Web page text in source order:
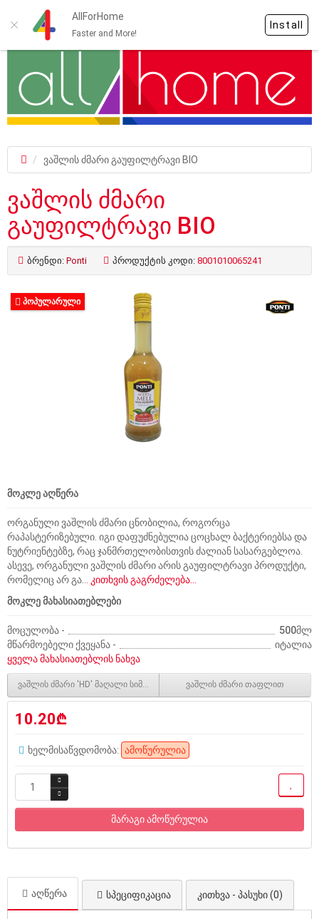
AllForHome
Faster and More!
Install
ვაშლის ძმარი გაუფილტრავი BIO
ვაშლის ძმარი
გაუფილტრავი BIO
ბრენდი: Ponti პროდუქტის კოდი: 8001010065241
ᲞᲝᲞᲣᲚᲐᲠᲣᲚᲘ
მოკლე აღწერა
ორგანული ვაშლის ძმარი ცნობილია, როგორცა
რაპასტერიზებული. იგი დაფუძნებულია ცოცხალ ბაქტერიებსა და
ნუტრიენტებზე, რაც ჯანმრთელობისთვის ძალიან სასარგებლოა.
ასევე, ორგანული ვაშლის ძმარი არის გაუფილტრავი პროდუქტი,
რომელიც არ გა... კითხვის გაგრძელება...
მოკლე მახასიათებლები
მოცულობა -
500მლ
მწარმოებელი ქვეყანა -
იტალია
ყველა მახასიათებლის ნახვა
ვაშლის ძმარი 'HD' მაღალი სიმკვრივის ვაშლის ძმარი თაფლით
10.20₾
ხელმისაწვდომობა: ამოწურულია
მარაგი ამოწურულია
აღწერა სპეციფიკაცია კითხვა - პასუხი (0)